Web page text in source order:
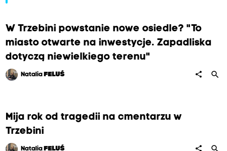
W Trzebini powstanie nowe osiedle? "To
miasto otwarte na inwestycje. Zapadliska
dotyczą niewielkiego terenu"
Natalia FELUŚ share search
Mija rok od tragedii na cmentarzu w
Trzebini
Natalia FELUŚ share search